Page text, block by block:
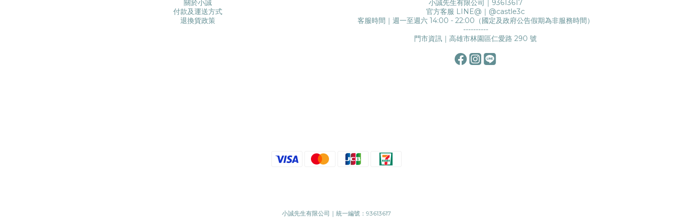
關於小誠
付款及運送方式
退換貨政策
小誠先生有限公司｜93613617
官方客服 LINE@｜ @castle3c
客服時間｜週一至週六 14:00 - 22:00（國定及政府公告假期為非服務時間）
----------
門市資訊｜高雄市林園區仁愛路 290 號
小誠先生有限公司｜統一編號：93613617